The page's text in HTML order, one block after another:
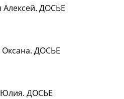
Алексей. ДОСЬЕ
ДОСЬЕ
ДОСЬЕ